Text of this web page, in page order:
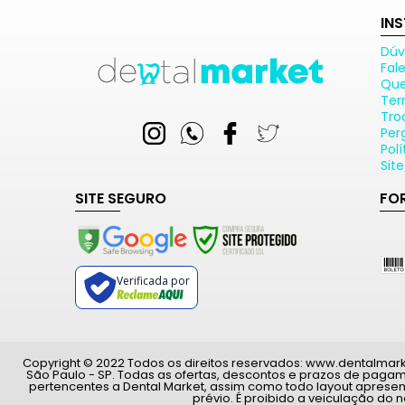
SITE SEGURO
Verificada por
Copyright © 2022 Todos os direitos reservados:
São Paulo - SP. Todas as ofertas, descontos e prazos de
pertencentes a Dental Market, assim como todo layout
prévio. É proibido a veiculação do